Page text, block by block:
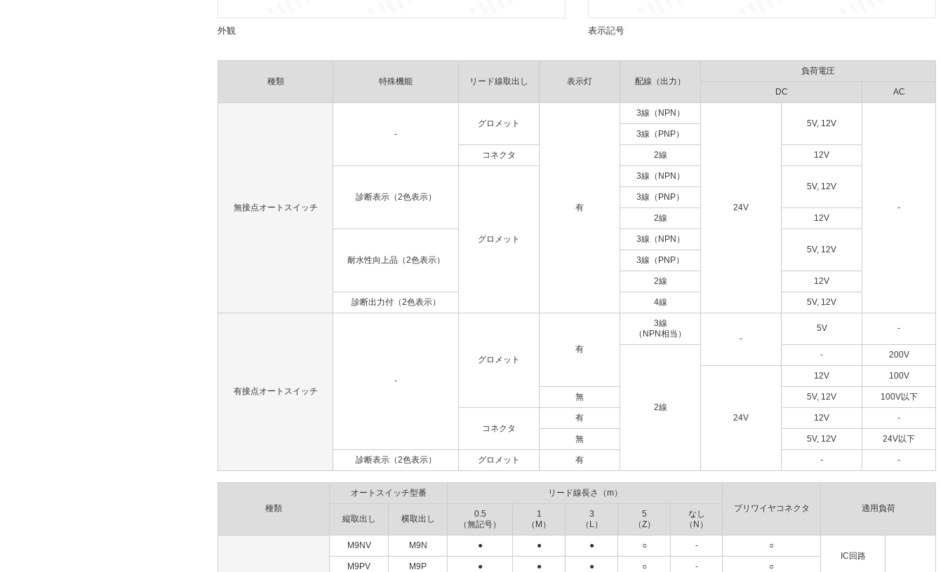
外観 表示記号
種類 特殊機能 リード線取出し 表示灯 配線（出力）
負荷電圧
DC AC
無接点オートスイッチ
-
グロメット
有
3線（NPN）
24V
5V, 12V
-
3線（PNP）
2線 12V
コネクタ
診断表示（2色表示）
グロメット
3線（NPN）
5V, 12V
3線（PNP）
2線 12V
耐水性向上品（2色表示）
3線（NPN）
5V, 12V
3線（PNP）
2線 12V
診断出力付（2色表示） 4線 5V, 12V
有接点オートスイッチ
-
グロメット
有
3線
（NPN相当）
-
5V -
2線
- 200V
24V
12V 100V
無 5V, 12V 100V以下
コネクタ
有 12V -
無 5V, 12V 24V以下
診断表示（2色表示） グロメット 有 - -
種類
オートスイッチ型番
リード線長さ（m）
プリワイヤコネクタ
適用負荷
縦取出し
横取出し
0.5
（無記号）
1
（M）
3
（L）
5
（Z）
なし
（N）
M9NV M9N ● ● ● ○ -
○
IC回路
M9PV M9P ● ● ● ○ - ○